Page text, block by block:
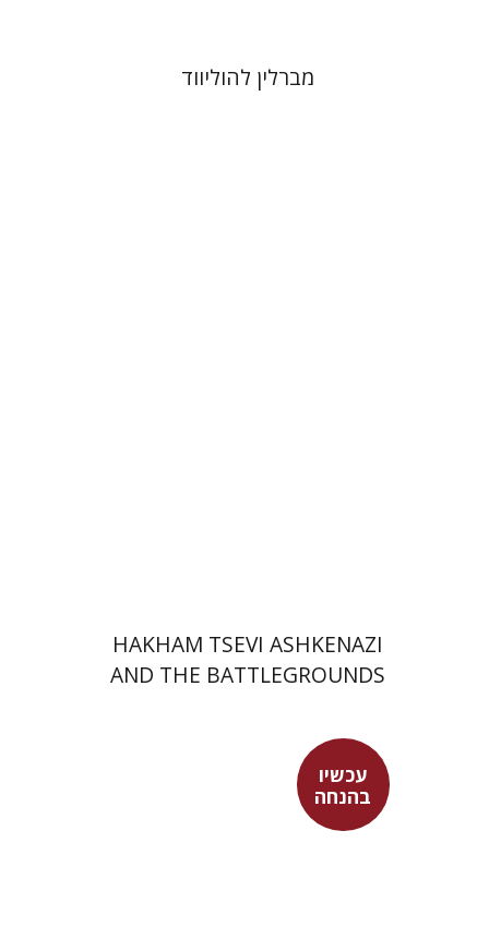
מברלין להוליווד
HAKHAM TSEVI ASHKENAZI
AND THE BATTLEGROUNDS
עכשיו
בהנחהמור קדישזון